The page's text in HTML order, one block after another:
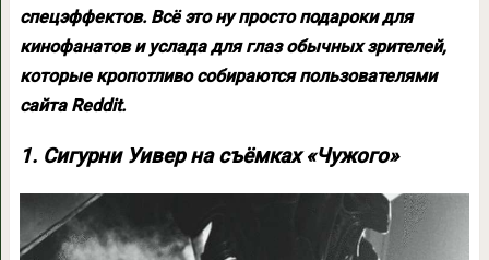
спецэффектов. Всё это ну просто подароки для
кинофанатов и услада для глаз обычных зрителей,
которые кропотливо собираются пользователями
сайта Reddit.
1. Сигурни Уивер на съёмках «Чужого»